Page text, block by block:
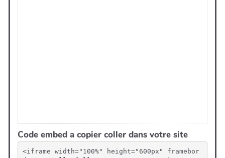
Code embed a copier coller dans votre site
<iframe width="100%" height="600px" framebor